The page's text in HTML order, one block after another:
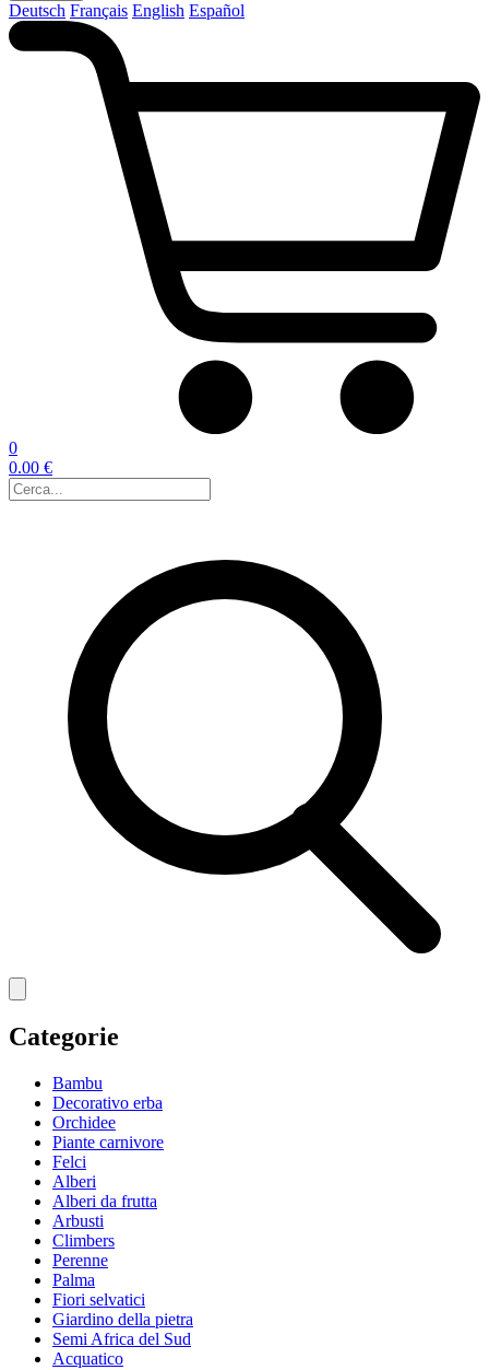
Deutsch Français English Español
0
0.00 €
Categorie
Bambu
Decorativo erba
Orchidee
Piante carnivore
Felci
Alberi
Alberi da frutta
Arbusti
Climbers
Perenne
Palma
Fiori selvatici
Giardino della pietra
Semi Africa del Sud
Acquatico